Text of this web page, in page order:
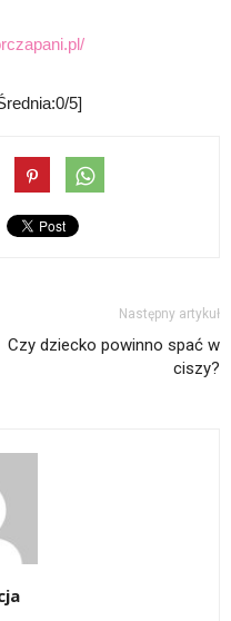
5]
Następny artykuł
Czy dziecko powinno spać w
ciszy?